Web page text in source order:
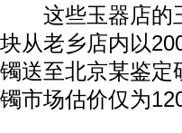
这些玉器店的玉
块从老乡店内以
镯送至北京某鉴定
镯市场估价仅为